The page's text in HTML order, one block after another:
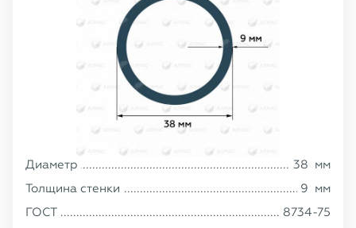
Диаметр 38 мм
Толщина стенки
9 мм
ГОСТ
8734-75